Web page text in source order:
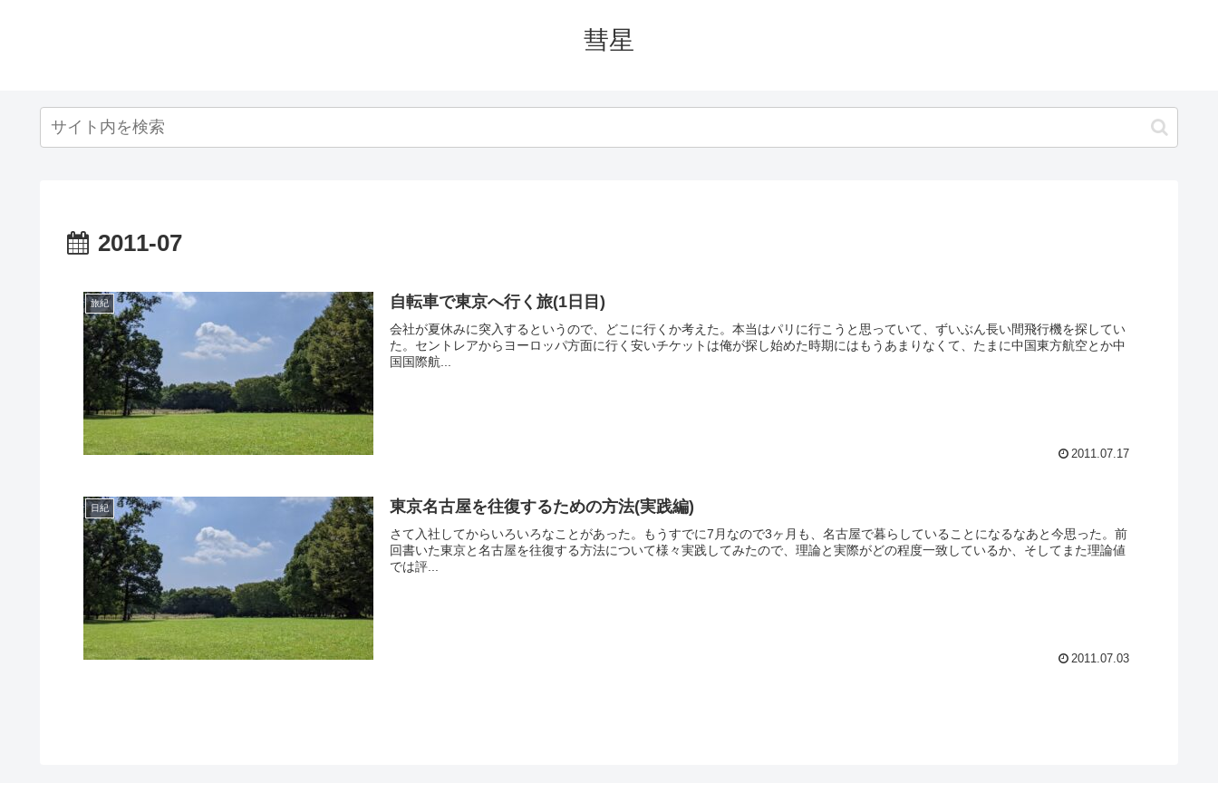
彗星
2011-07
旅紀 自転車で東京へ行く旅(1日目)
会社が夏休みに突入するというので、どこに行くか考えた。本当はパリに行こうと思っていて、ずいぶん長い間飛行機を探してい
た。セントレアからヨーロッパ方面に行く安いチケットは俺が探し始めた時期にはもうあまりなくて、たまに中国東方航空とか中
国国際航...
2011.07.17
日紀 東京名古屋を往復するための方法(実践編)
さて入社してからいろいろなことがあった。もうすでに7月なので3ヶ月も、名古屋で暮らしていることになるなあと今思った。前
回書いた東京と名古屋を往復する方法について様々実践してみたので、理論と実際がどの程度一致しているか、そしてまた理論値
では評...
2011.07.03